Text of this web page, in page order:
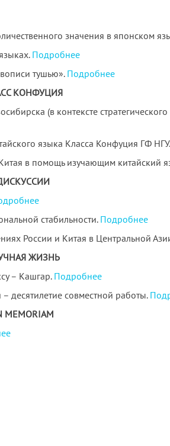
значения в японском
Подробнее
тушью».Подробнее
КОНФУЦИЯ
(в контексте
языка Класса Конфуция ГФ НГУ.
в помощь изучающим китайский
стабильности.Подробнее
России и Китая в Центральной
ЖИЗНЬ
– Кашгар. Подробнее
десятилетие совместной работы.
MEMORIАM